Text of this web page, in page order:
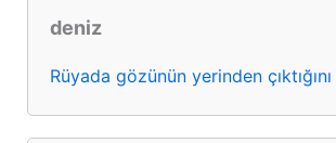
deniz
Rüyada gözünün yerinden